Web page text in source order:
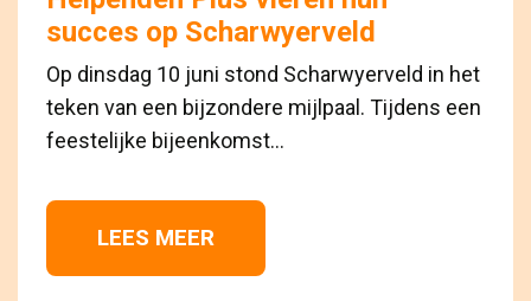
succes op Scharwyerveld
Op dinsdag 10 juni stond Scharwyerveld in het
teken van een bijzondere mijlpaal. Tijdens een
feestelijke bijeenkomst...
LEES MEER